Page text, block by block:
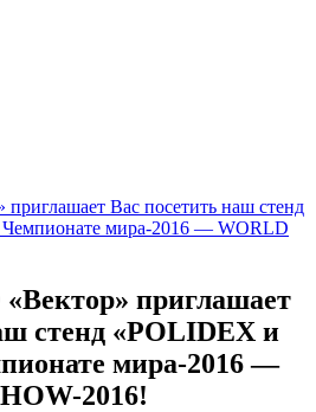
Вас посетить наш стенд
мира-2016 — WORLD
приглашает
стенд «POLIDEX и
мира-2016 —
2016!